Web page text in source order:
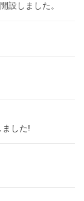
設しました。
した!